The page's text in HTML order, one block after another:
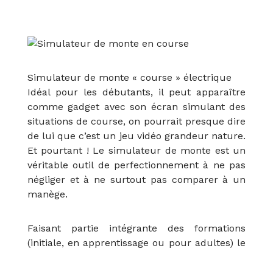
Simulateur de monte « course » électrique
Idéal pour les débutants, il peut apparaître
comme gadget avec son écran simulant des
situations de course, on pourrait presque dire
de lui que c’est un jeu vidéo grandeur nature.
Et pourtant ! Le simulateur de monte est un
véritable outil de perfectionnement à ne pas
négliger et à ne surtout pas comparer à un
manège.
Faisant partie intégrante des formations
(initiale, en apprentissage ou pour adultes) le